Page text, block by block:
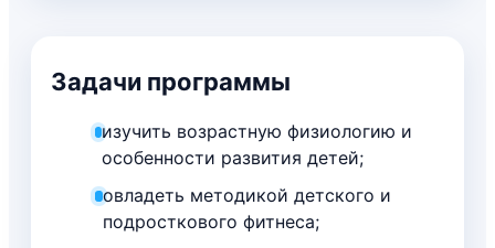
Задачи программы
изучить возрастную физиологию и
особенности развития детей;
овладеть методикой детского и
подросткового фитнеса;